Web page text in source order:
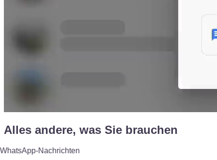
Alles andere, was Sie brauchen
Nachrichten